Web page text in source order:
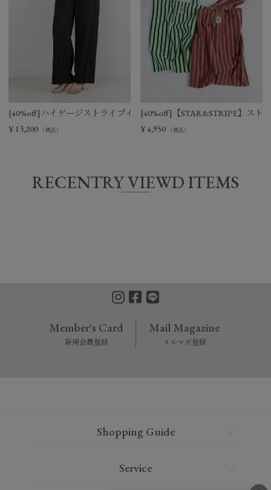
[40%off]ハイゲージストライプイージーパンツ
¥ 13,200 （税込）
[40%off]【STAR&STRIPE】スト
¥4,950 （税込）
RECENTRY VIEWD ITEMS
Member's Card
新規会員登録
Mail Magazine
メルマガ登録
Shopping Guide
Service